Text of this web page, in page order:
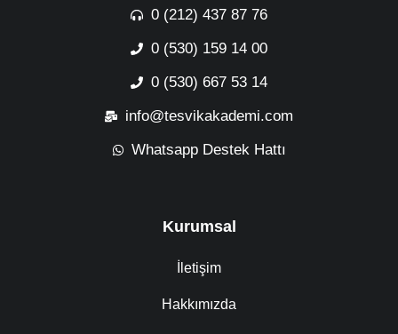
0 (212) 437 87 76
0 (530) 159 14 00
0 (530) 667 53 14
info@tesvikakademi.com
Whatsapp Destek Hattı
Kurumsal
İletişim
Hakkımızda